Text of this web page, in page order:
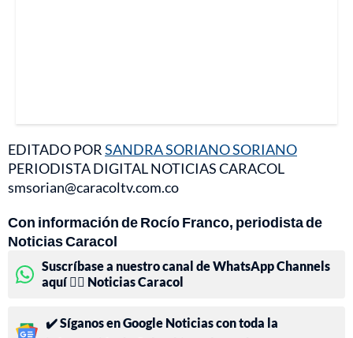
EDITADO PORSANDRA SORIANO SORIANO
PERIODISTA DIGITAL NOTICIAS CARACOL
smsorian@caracoltv.com.co
Con información de Rocío Franco, periodista de
Noticias Caracol
Suscríbase a nuestro canal de WhatsApp Channels
aquí 👉🏻 Noticias Caracol
✔️ Síganos en Google Noticias con toda la